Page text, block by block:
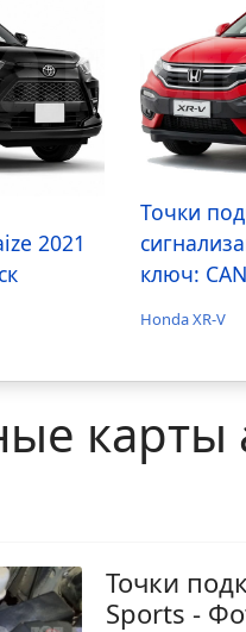
2021
Точки
ключ:
Honda XR-V
карты
Точки
Sports -